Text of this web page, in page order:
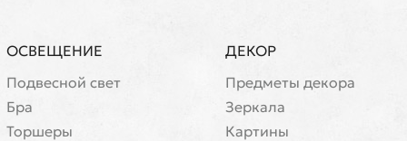
ОСВЕЩЕНИЕ
Подвесной свет
Бра
Торшеры
ДЕКОР
Предметы декора
Зеркала
Картины